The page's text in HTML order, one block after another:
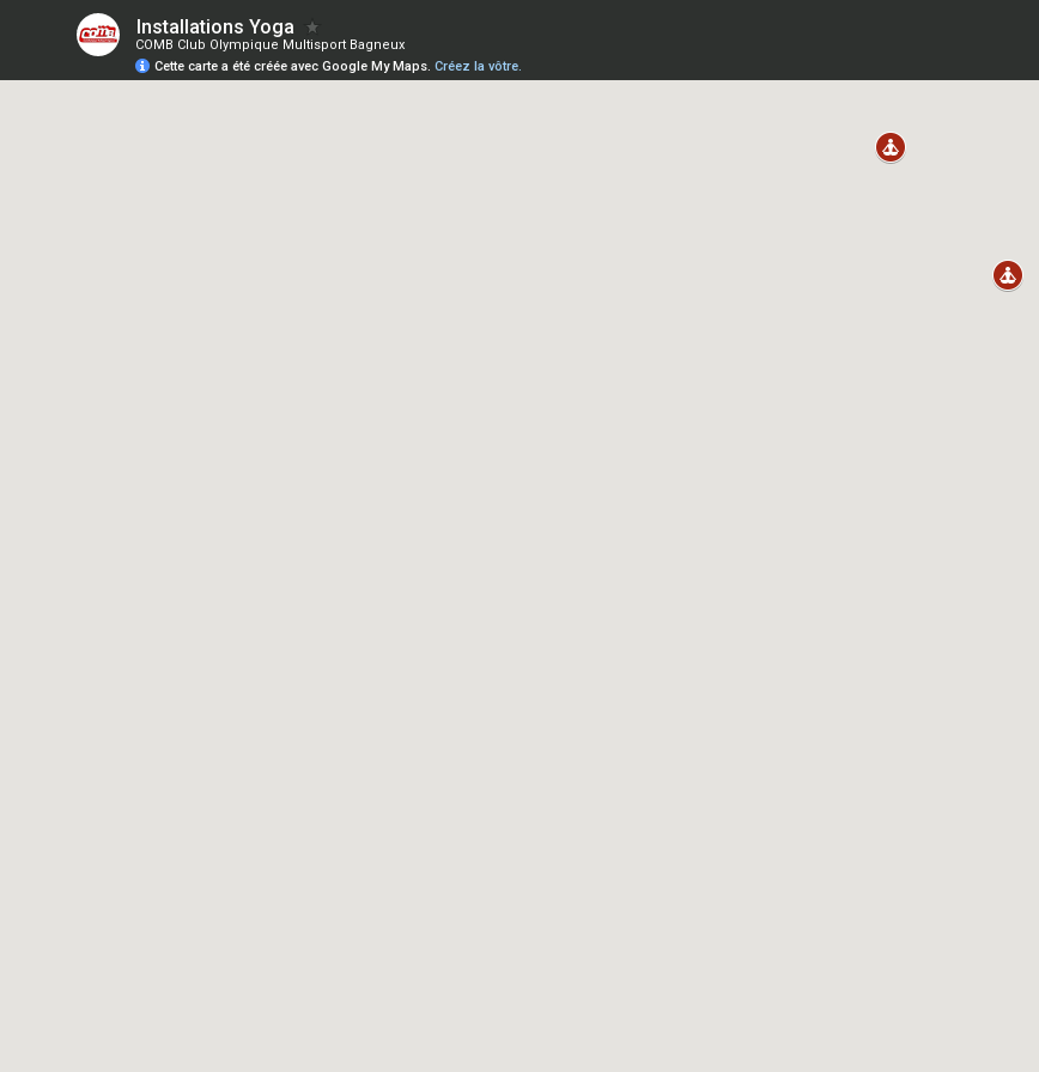
Installations Yoga
COMB Club Olympique Multisport Bagneux
Cette carte a été créée avec Google My Maps. Créez la vôtre.